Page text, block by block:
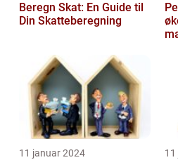
Beregn Skat: En Guide til
Din Skatteberegning
11 januar 2024